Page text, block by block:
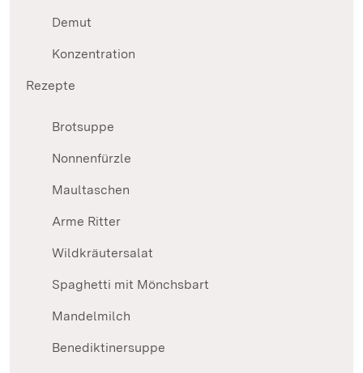
Demut
Konzentration
Rezepte
Brotsuppe
Nonnenfürzle
Maultaschen
Arme Ritter
Wildkräutersalat
Spaghetti mit Mönchsbart
Mandelmilch
Benediktinersuppe